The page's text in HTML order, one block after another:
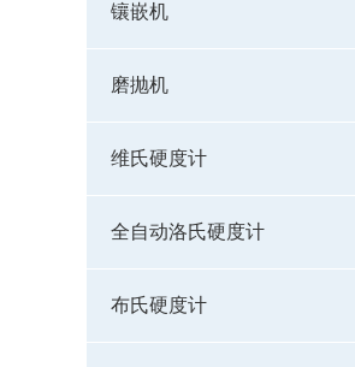
镶嵌机
磨抛机
维氏硬度计
全自动洛氏硬度计
布氏硬度计